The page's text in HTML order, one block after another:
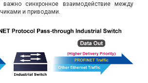
важно синхронное взаимодействие между
и приводами.